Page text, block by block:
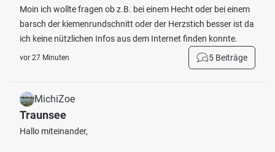
Moin ich wollte fragen ob z.B. bei einem Hecht oder bei einem
barsch der kiemenrundschnitt oder der Herzstich besser ist da
ich keine nützlichen Infos aus dem Internet finden konnte.
vor 27 Minuten 5 Beiträge
MichiZoe
Traunsee
Hallo miteinander,